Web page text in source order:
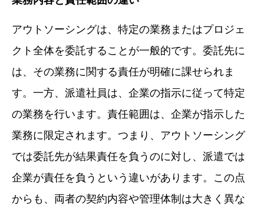
アウトソーシングは、特定の業務またはプロジェ
クト全体を委託することが一般的です。委託先に
は、その業務に関する責任が明確に課せられま
す。一方、派遣社員は、企業の指示に従って特定
の業務を行います。責任範囲は、企業が指示した
業務に限定されます。つまり、アウトソーシング
では委託先が結果責任を負うのに対し、派遣では
企業が責任を負うという違いがあります。この点
からも、両者の契約内容や管理体制は大きく異な